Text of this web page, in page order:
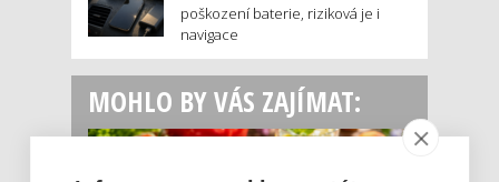
poškození baterie, riziková je i
navigace
MOHLO BY VÁS ZAJÍMAT: